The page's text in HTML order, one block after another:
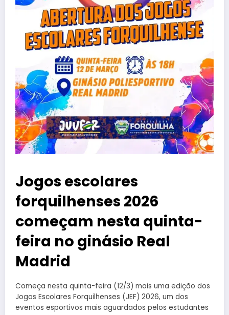
Jogos escolares
forquilhenses 2026
começam nesta quinta-
feira no ginásio Real
Madrid
Começa nesta quinta-feira (12/3) mais uma edição dos
Jogos Escolares Forquilhenses (JEF) 2026, um dos
eventos esportivos mais aguardados pelos estudantes